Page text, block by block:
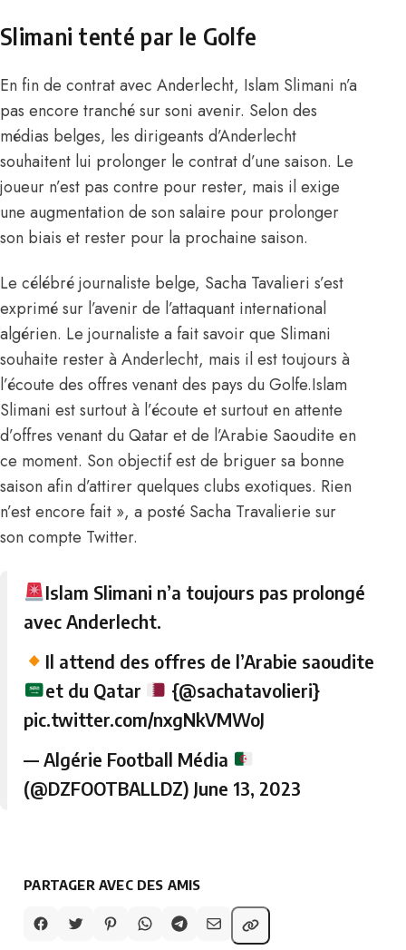
Slimani tenté par le Golfe
En fin de contrat avec Anderlecht, Islam Slimani n’a
pas encore tranché sur soni avenir. Selon des
médias belges, les dirigeants d’Anderlecht
souhaitent lui prolonger le contrat d’une saison. Le
joueur n’est pas contre pour rester, mais il exige
une augmentation de son salaire pour prolonger
son biais et rester pour la prochaine saison.
Le célébré journaliste belge, Sacha Tavalieri s’est
exprimé sur l’avenir de l’attaquant international
algérien. Le journaliste a fait savoir que Slimani
souhaite rester à Anderlecht, mais il est toujours à
l’écoute des offres venant des pays du Golfe.Islam
Slimani est surtout à l’écoute et surtout en attente
d’offres venant du Qatar et de l’Arabie Saoudite en
ce moment. Son objectif est de briguer sa bonne
saison afin d’attirer quelques clubs exotiques. Rien
n’est encore fait », a posté Sacha Travalierie sur
son compte Twitter.
Islam Slimani n’a toujours pas prolongé
avec Anderlecht.
Il attend des offres de l’Arabie saoudite
et du Qatar
{@sachatavolieri}
pic.twitter.com/nxgNkVMWoJ
— Algérie Football Média
(@DZFOOTBALLDZ) June 13, 2023
PARTAGER AVEC DES AMIS